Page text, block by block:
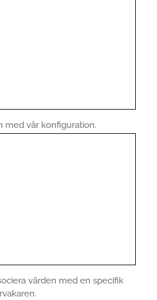
med vår konfiguration.
värden med en specifik